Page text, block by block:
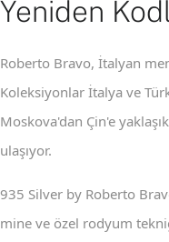
Yeniden
Roberto Bravo, İtalyan
Koleksiyonlar İtalya ve
Moskova'dan Çin'e
ulaşıyor.
935 Silver by Roberto
mine ve özel rodyum